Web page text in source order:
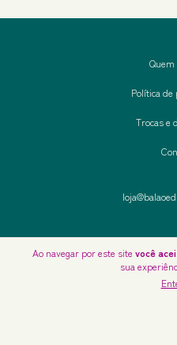
Ao navegar por este site você
sua
Política de
Trocas e
Copyright Balão Editorial -